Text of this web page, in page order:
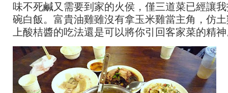
味不死鹹又需要到家的火侯，僅三道菜已經讓
碗白飯。富貴油雞雖沒有拿玉米雞當主角，仿
上酸桔醬的吃法還是可以將你引回客家菜的精